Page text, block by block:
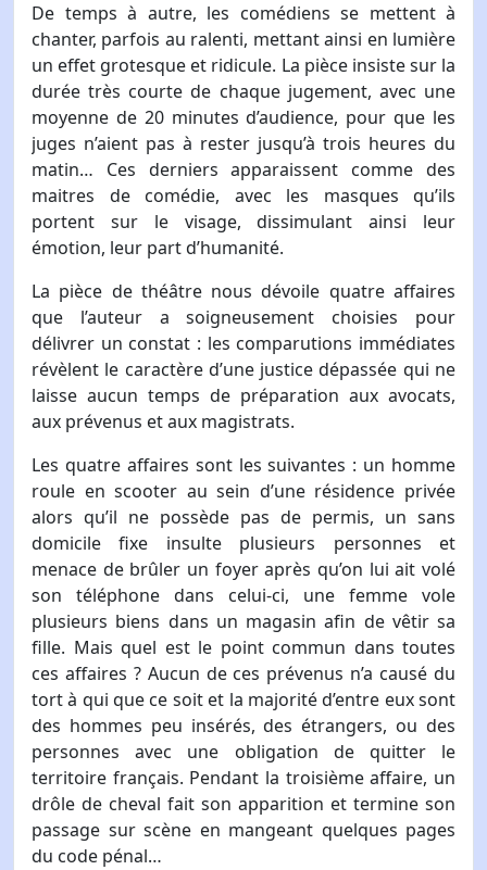
De temps à autre, les comédiens se mettent à
chanter, parfois au ralenti, mettant ainsi en lumière
un effet grotesque et ridicule. La pièce insiste sur la
durée très courte de chaque jugement, avec une
moyenne de 20 minutes d’audience, pour que les
juges n’aient pas à rester jusqu’à trois heures du
matin… Ces derniers apparaissent comme des
maitres de comédie, avec les masques qu’ils
portent sur le visage, dissimulant ainsi leur
émotion, leur part d’humanité.
La pièce de théâtre nous dévoile quatre affaires
que l’auteur a soigneusement choisies pour
délivrer un constat : les comparutions immédiates
révèlent le caractère d’une justice dépassée qui ne
laisse aucun temps de préparation aux avocats,
aux prévenus et aux magistrats.
Les quatre affaires sont les suivantes : un homme
roule en scooter au sein d’une résidence privée
alors qu’il ne possède pas de permis, un sans
domicile fixe insulte plusieurs personnes et
menace de brûler un foyer après qu’on lui ait volé
son téléphone dans celui-ci, une femme vole
plusieurs biens dans un magasin afin de vêtir sa
fille. Mais quel est le point commun dans toutes
ces affaires ? Aucun de ces prévenus n’a causé du
tort à qui que ce soit et la majorité d’entre eux sont
des hommes peu insérés, des étrangers, ou des
personnes avec une obligation de quitter le
territoire français. Pendant la troisième affaire, un
drôle de cheval fait son apparition et termine son
passage sur scène en mangeant quelques pages
du code pénal…